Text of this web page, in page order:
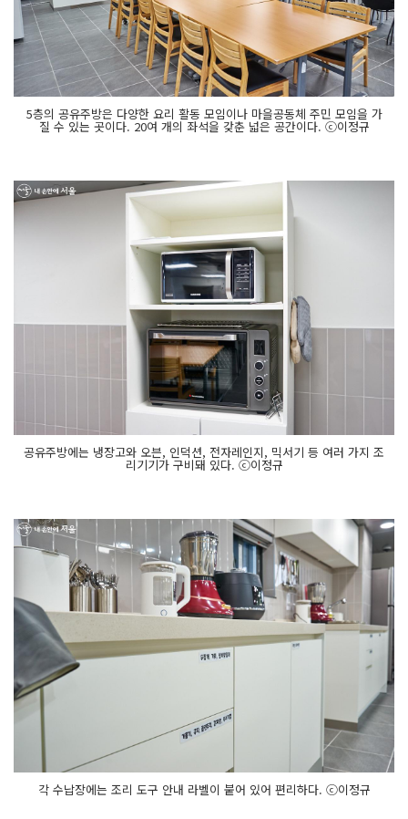
5층의 공유주방은 다양한 요리 활동 모임이나 마을공동체 주민 모임을 가
질 수 있는 곳이다. 20여 개의 좌석을 갖춘 넓은 공간이다. ⓒ이정규
공유주방에는 냉장고와 오븐, 인덕션, 전자레인지, 믹서기 등 여러 가지 조
리기기가 구비돼 있다. ⓒ이정규
각 수납장에는 조리 도구 안내 라벨이 붙어 있어 편리하다. ⓒ이정규